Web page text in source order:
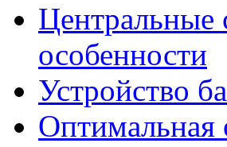
Центральные
особенности
Устройство
Оптимальная